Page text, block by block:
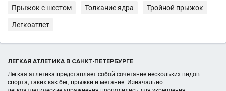
Прыжок с шестом Толкание ядра Тройной прыжок
Легкоатлет
ЛЕГКАЯ АТЛЕТИКА В САНКТ-ПЕТЕРБУРГЕ
Легкая атлетика представляет собой сочетание нескольких видов
спорта, таких как бег, прыжки и метание. Изначально